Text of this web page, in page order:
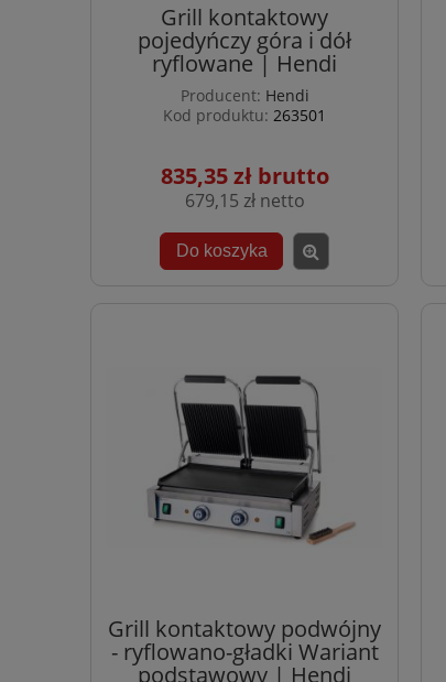
Grill kontaktowy
pojedyńczy góra i dół
ryflowane | Hendi
Producent: Hendi
Kod produktu: 263501
835,35 zł
679,15 zł
Do koszyka
Grill kontaktowy podwójny
- ryflowano-gładki Wariant
podstawowy | Hendi